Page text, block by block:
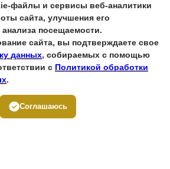
файлы и сервисы веб-аналитики
сайта, улучшения его
посещаемости.
сайта, вы подтверждаете свое
данных, собираемых с помощью
с Политикой обработки
.
Соглашаюсь